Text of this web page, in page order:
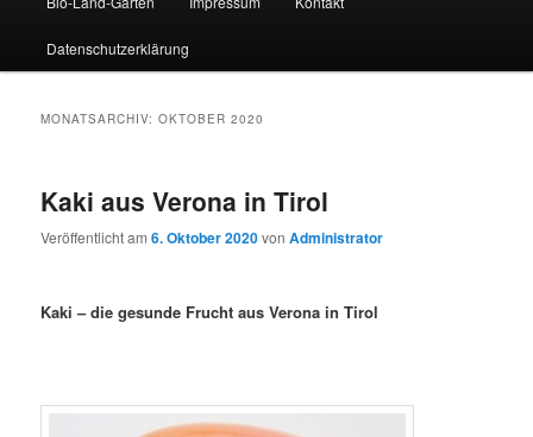
Datenschutzerklärung
MONATSARCHIV:OKTOBER 2020
Kaki aus Verona in Tirol
Veröffentlicht am6. Oktober 2020vonAdministrator
Kaki – die gesunde Frucht aus Verona in Tirol